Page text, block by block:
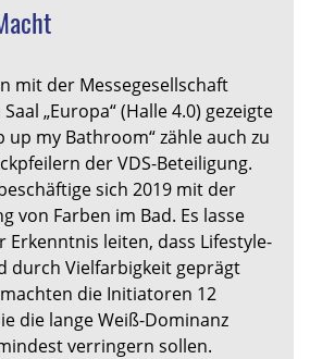
mit der Messegesellschaft
„Europa“ (Halle 4.0) gezeigte
up my Bathroom“ zähle auch zu
der VDS-Beteiligung.
sich 2019 mit der
von Farben im Bad. Es lasse
Erkenntnis leiten, dass Lifestyle-
durch Vielfarbigkeit geprägt
die Initiatoren 12
die lange Weiß-Dominanz
verringern sollen.